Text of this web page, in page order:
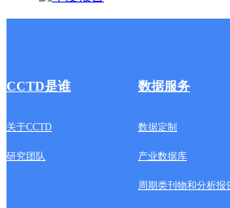
CCTD是谁 数据服务
关于CCTD 数据定制
研究团队 产业数据库
周期类刊物和分析报